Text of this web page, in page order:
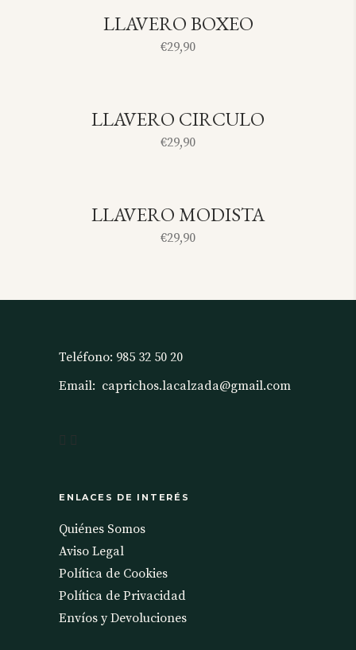
SOLD
LLAVERO BOXEO
€29,90
SOLD
LLAVERO CIRCULO
€29,90
SOLD
LLAVERO MODISTA
€29,90
Teléfono: 985 32 50 20
Email: caprichos.lacalzada@gmail.com
ENLACES DE INTERÉS
Quiénes Somos
Aviso Legal
Política de Cookies
Política de Privacidad
Envíos y Devoluciones